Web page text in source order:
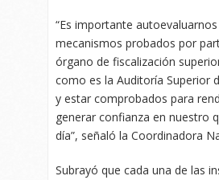
“Es importante
mecanismos probados por
órgano de fiscalización
como es la Auditoría Superior
y estar comprobados para
generar confianza en nuestro
día”, señaló la Coordinadora
Subrayó que cada una de las